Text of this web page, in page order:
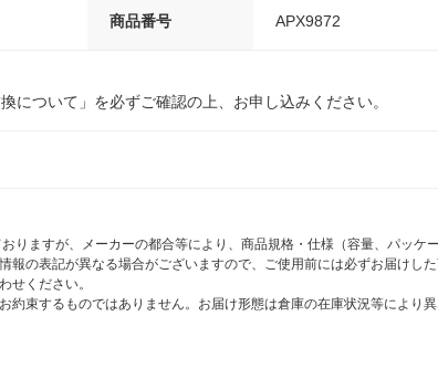
商品番号 APX9872
について」を必ずご確認の上、お申し込みください。
りますが、メーカーの都合等により、商品規格・仕様（容量、パッケ
の表記が異なる場合がございますので、ご使用前には必ずお届けし
せください。
束するものではありません。お届け形態は倉庫の在庫状況等により